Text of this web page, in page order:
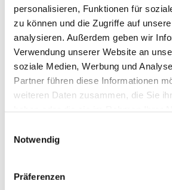
personalisieren, Funktionen für
zu können und die Zugriffe auf
analysieren. Außerdem geben wir
Verwendung unserer Website an
soziale Medien, Werbung und
Partner führen diese Informationen
weiteren Daten zusammen, die Sie
Notwendig
Präferenzen
Für Heizungswasser; aus
außen lackiert
Optimale Unterstützung für Ihren
Verringerung der Anzahl an
Brennstoffverbrauches
Verfügbare Größen:
5000 Liter